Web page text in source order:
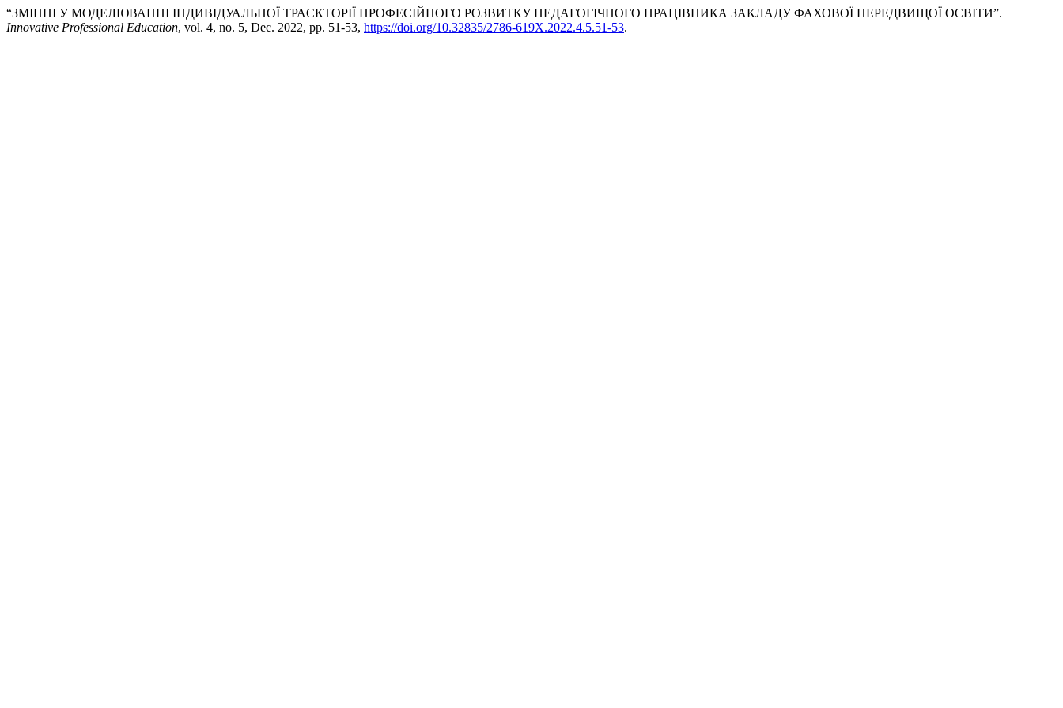
“ЗМІННІ У МОДЕЛЮВАННІ ІНДИВІДУАЛЬНОЇ ТРАЄКТОРІЇ ПРОФЕСІЙНОГО РОЗВИТКУ ПЕДАГОГІЧНОГО ПРАЦІВНИКА ЗАКЛАДУ ФАХОВОЇ ПЕРЕДВИЩОЇ ОСВІТИ”.
Innovative Professional Education, vol. 4, no. 5, Dec. 2022, pp. 51-53, https://doi.org/10.32835/2786-619X.2022.4.5.51-53.